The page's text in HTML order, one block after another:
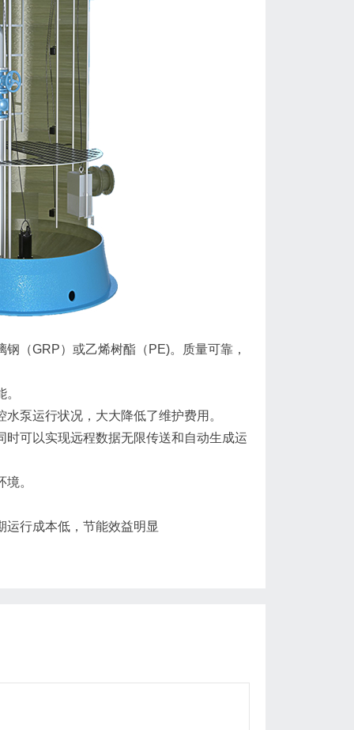
（GRP）或乙烯树酯（PE)。质量可靠，
泵运行状况，大大降低了维护费用。
可以实现远程数据无限传送和自动生成运
。
运行成本低，节能效益明显